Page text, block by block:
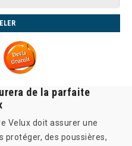
de la parfaite
Velux doit assurer une
protéger, des poussières,